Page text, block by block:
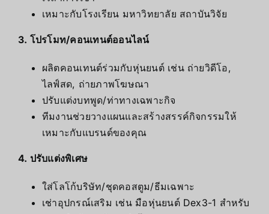
เหมาะกับโรงเรียน มหาวิทยาลัย สถาบันวิจัย
3. โปรโมท/คอนเทนต์ออนไลน์
ผลิตคอนเทนต์ร่วมกับหุ่นยนต์ เช่น ถ่ายวิดีโอ,
ไลฟ์สด, ถ่ายภาพโฆษณา
ปรับแต่งบทพูด/ท่าทางเฉพาะกิจ
ทีมงานช่วยวางแผนและสร้างสรรค์กิจกรรมให้
เหมาะกับแบรนด์ของคุณ
4. ปรับแต่งพิเศษ
ใส่โลโก้บริษัท/ชุดคอสตูม/ธีมเฉพาะ
เช่าอุปกรณ์เสริม เช่น มือหุ่นยนต์ Dex3-1 สำหรับ